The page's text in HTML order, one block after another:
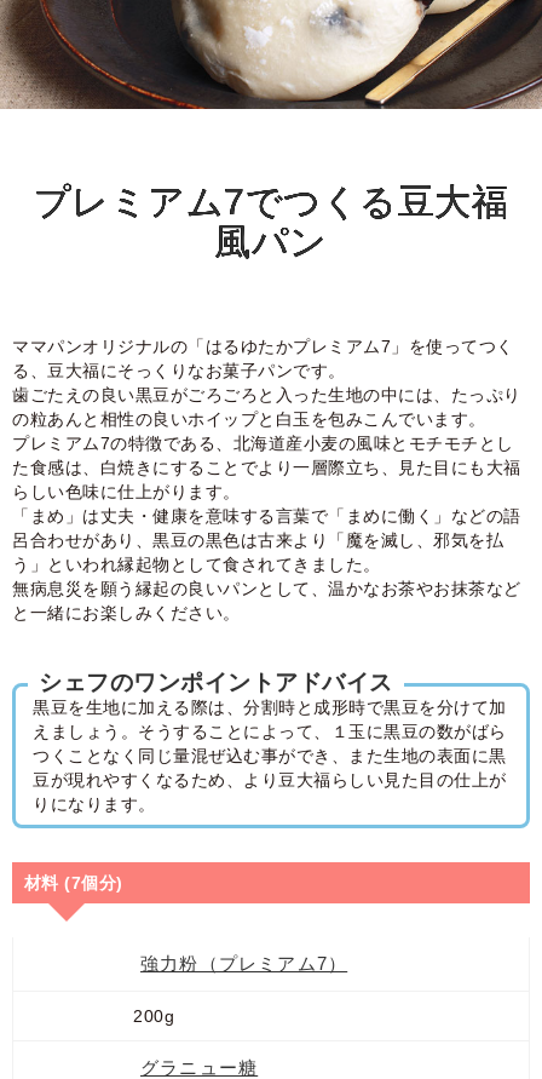
プレミアム7でつくる豆大福
風パン
ママパンオリジナルの「はるゆたかプレミアム7」を使ってつく
る、豆大福にそっくりなお菓子パンです。
歯ごたえの良い黒豆がごろごろと入った生地の中には、たっぷり
の粒あんと相性の良いホイップと白玉を包みこんでいます。
プレミアム7の特徴である、北海道産小麦の風味とモチモチとし
た食感は、白焼きにすることでより一層際立ち、見た目にも大福
らしい色味に仕上がります。
「まめ」は丈夫・健康を意味する言葉で「まめに働く」などの語
呂合わせがあり、黒豆の黒色は古来より「魔を滅し、邪気を払
う」といわれ縁起物として食されてきました。
無病息災を願う縁起の良いパンとして、温かなお茶やお抹茶など
と一緒にお楽しみください。
シェフのワンポイントアドバイス
黒豆を生地に加える際は、分割時と成形時で黒豆を分けて加
えましょう。そうすることによって、１玉に黒豆の数がばら
つくことなく同じ量混ぜ込む事ができ、また生地の表面に黒
豆が現れやすくなるため、より豆大福らしい見た目の仕上が
りになります。
材料 (7個分)
強力粉（プレミアム7）
200g
グラニュー糖